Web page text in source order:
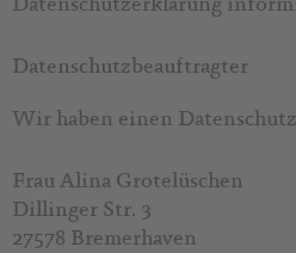
Datenschutz­beauftragter
Wir haben einen
Frau Alina Grotelüschen
Dillinger Str. 3
27578 Bremerhaven